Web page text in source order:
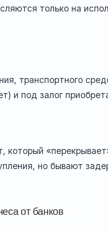
только на
транспортного
и под залог
который
но бывают
от банков